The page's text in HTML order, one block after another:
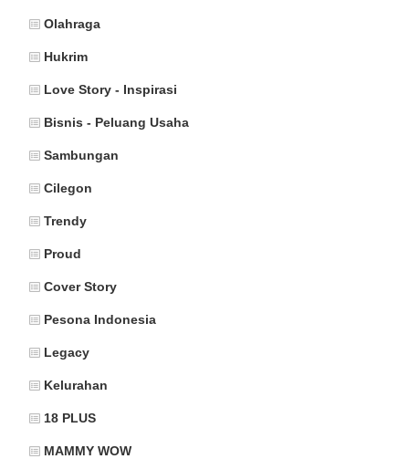
Olahraga
Hukrim
Love Story - Inspirasi
Bisnis - Peluang Usaha
Sambungan
Cilegon
Trendy
Proud
Cover Story
Pesona Indonesia
Legacy
Kelurahan
18 PLUS
MAMMY WOW